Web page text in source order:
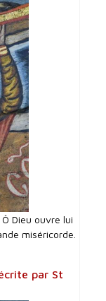
Dieu ouvre lui
miséricorde.
par St